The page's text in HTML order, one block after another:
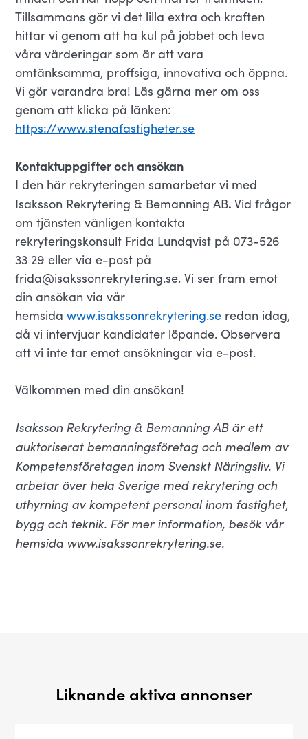
Tillsammans gör vi det lilla extra och kraften
hittar vi genom att ha kul på jobbet och leva
våra värderingar som är att vara
omtänksamma, proffsiga, innovativa och öppna.
Vi gör varandra bra! Läs gärna mer om oss
genom att klicka på länken:
https://www.stenafastigheter.se
Kontaktuppgifter och ansökan
I den här rekryteringen samarbetar vi med
Isaksson Rekrytering & Bemanning AB.Vid frågor
om tjänsten vänligen kontakta
rekryteringskonsult Frida Lundqvist på 073-526
33 29 eller via e-post på
frida@isakssonrekrytering.se. Vi ser fram emot
din ansökan via vår
hemsidawww.isakssonrekrytering.se redan idag,
då vi intervjuar kandidater löpande. Observera
att vi inte tar emot ansökningar via e-post.
Välkommen med din ansökan!
Isaksson Rekrytering & Bemanning AB är ett
auktoriserat bemanningsföretag och medlem av
Kompetensföretagen inom Svenskt Näringsliv. Vi
arbetar över hela Sverige med rekrytering och
uthyrning av kompetent personal inom fastighet,
bygg och teknik. För mer information, besök vår
hemsida www.isakssonrekrytering.se.
Liknande aktiva annonser